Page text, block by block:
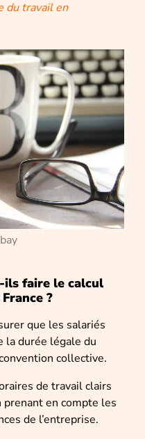
du travail en
ils faire le calcul
?
que les salariés
la durée légale du
collective.
de travail clairs
en compte les
de l’entreprise.